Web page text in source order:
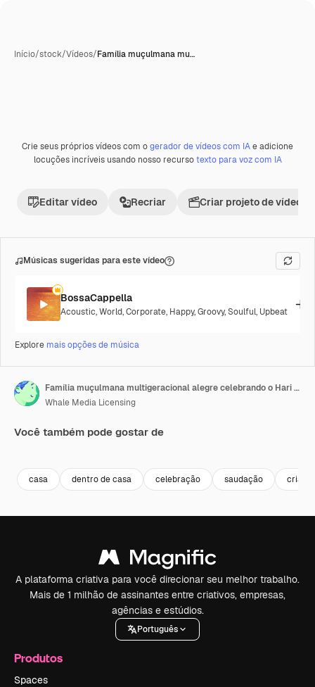
Início/stock/Vídeos/Família muçulmana mu…
PremiumGerada com IA
Crie seus próprios vídeos com ogerador de vídeos com IAe adicione
locuções incríveis usando nosso recursotexto para voz com IA
Editar vídeo Recriar Criar projeto de vídeo
Músicas sugeridas para este vídeo
BossaCappella
Acoustic,World,Corporate, Happy,Groovy,Soulful, Upbeat
Explore mais opções de música
Família muçulmana multigeracional alegre celebrando o Hari Raya.
Whale Media Licensing
Você também pode gostar de
casa dentro de casa celebração saudação
A plataforma criativa para você direcionar seu melhor trabalho.
Mais de 1 milhão de assinantes entre criativos, empresas,
agências e estúdios.
Português
Produtos
Spaces